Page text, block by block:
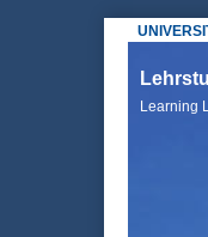
Learning